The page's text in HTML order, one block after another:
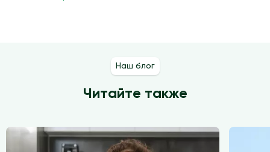
Наш блог
Читайте также